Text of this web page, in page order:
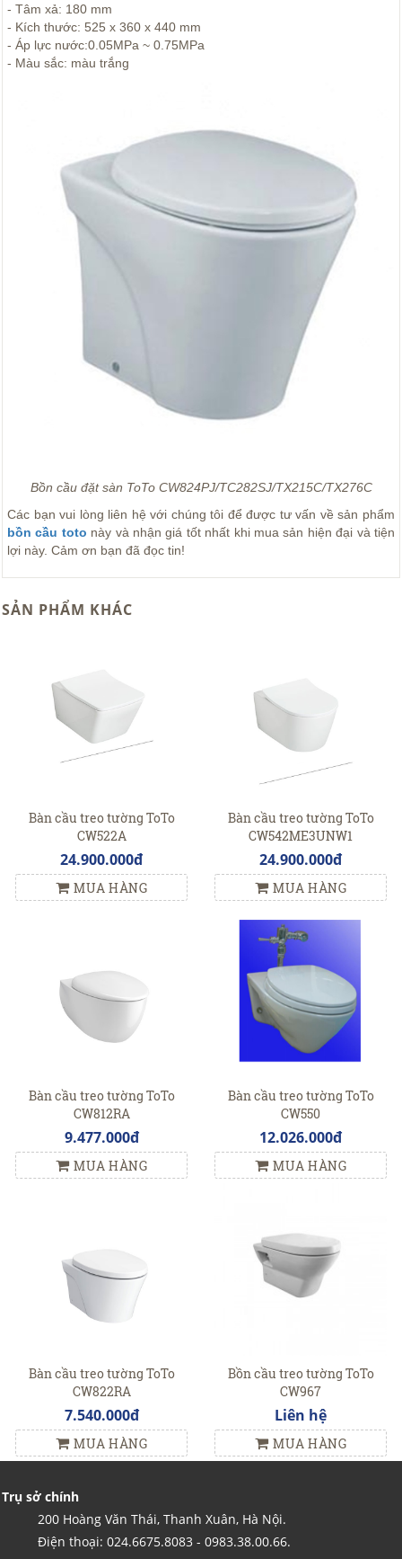
- Tâm xả: 180 mm
- Kích thước: 525 x 360 x 440 mm
- Áp lực nước:0.05MPa ~ 0.75MPa
- Màu sắc: màu trắng
Bồn cầu đặt sàn ToTo CW824PJ/TC282SJ/TX215C/TX276C
Các bạn vui lòng liên hệ với chúng tôi để được tư vấn về sản phẩm
bồn cầu toto này và nhận giá tốt nhất khi mua sản hiện đại và tiện
lợi này. Cảm ơn bạn đã đọc tin!
SẢN PHẨM KHÁC
Bàn cầu treo tường ToTo
CW522A
24.900.000đ
MUA HÀNG
Bàn cầu treo tường ToTo
CW542ME3UNW1
24.900.000đ
MUA HÀNG
Bàn cầu treo tường ToTo
CW812RA
9.477.000đ
MUA HÀNG
Bàn cầu treo tường ToTo
CW550
12.026.000đ
MUA HÀNG
Bàn cầu treo tường ToTo
CW822RA
7.540.000đ
MUA HÀNG
Bồn cầu treo tường ToTo
CW967
Liên hệ
MUA HÀNG
Trụ sở chính
200 Hoàng Văn Thái, Thanh Xuân, Hà Nội.
Điện thoại: 024.6675.8083 - 0983.38.00.66.